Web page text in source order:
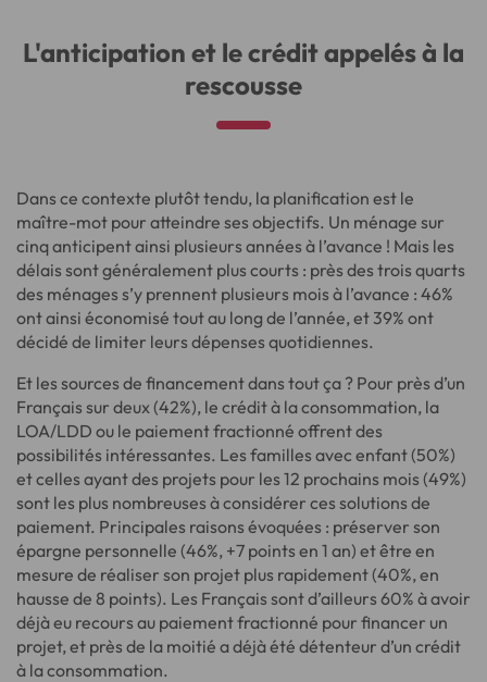
L'anticipation et le crédit appelés à la
rescousse
Dans ce contexte plutôt tendu, la planification est le
maître-mot pour atteindre ses objectifs. Un ménage sur
cinq anticipent ainsi plusieurs années à l’avance ! Mais les
délais sont généralement plus courts : près des trois quarts
des ménages s’y prennent plusieurs mois à l’avance : 46%
ont ainsi économisé tout au long de l’année, et 39% ont
décidé de limiter leurs dépenses quotidiennes.
Et les sources de financement dans tout ça ? Pour près d’un
Français sur deux (42%), le crédit à la consommation, la
LOA/LDD ou le paiement fractionné offrent des
possibilités intéressantes. Les familles avec enfant (50%)
et celles ayant des projets pour les 12 prochains mois (49%)
sont les plus nombreuses à considérer ces solutions de
paiement. Principales raisons évoquées : préserver son
épargne personnelle (46%, +7 points en 1 an) et être en
mesure de réaliser son projet plus rapidement (40%, en
hausse de 8 points). Les Français sont d’ailleurs 60% à avoir
déjà eu recours au paiement fractionné pour financer un
projet, et près de la moitié a déjà été détenteur d’un crédit
à la consommation.